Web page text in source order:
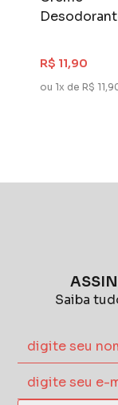
Bisnaga 55
Mosqueta e
R$ 11,90
ou 1x de R$
Saiba